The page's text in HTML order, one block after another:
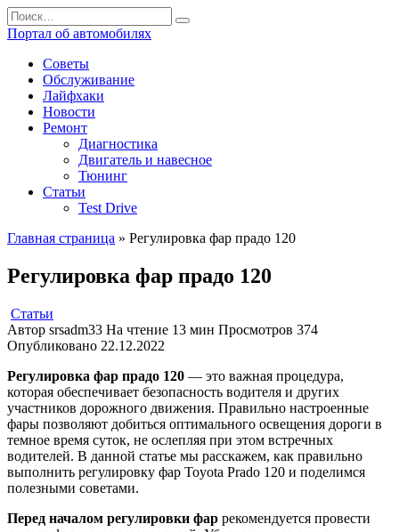
Перейти
к
содержанию
Search
for:
Портал об автомобилях
Советы
Обслуживание
Лайфхаки
Новости
Ремонт
Диагностика
Двигатель и навесное
Тюнинг
Статьи
Test Drive
Главная страница » Регулировка фар прадо 120
Регулировка фар прадо 120
Статьи
Автор srsadm33 На чтение 13 мин Просмотров 374
Опубликовано 22.12.2022
Регулировка фар прадо 120 — это важная процедура,
которая обеспечивает безопасность водителя и других
участников дорожного движения. Правильно настроенные
фары позволяют добиться оптимального освещения дороги в
темное время суток, не ослепляя при этом встречных
водителей. В данной статье мы расскажем, как правильно
выполнить регулировку фар Toyota Prado 120 и поделимся
полезными советами.
Перед началом регулировки фар рекомендуется провести